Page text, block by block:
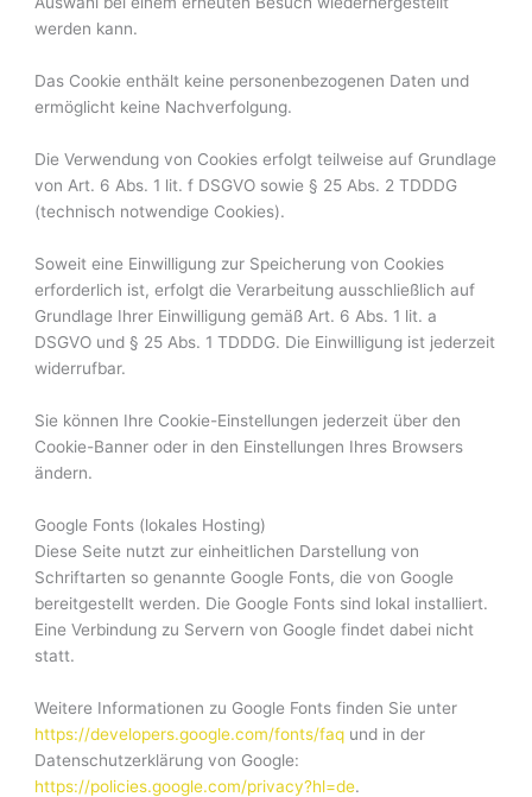
werden kann.
Das Cookie enthält keine personenbezogenen Daten und
ermöglicht keine Nachverfolgung.
Die Verwendung von Cookies erfolgt teilweise auf Grundlage
von Art. 6 Abs. 1 lit. f DSGVO sowie § 25 Abs. 2 TDDDG
(technisch notwendige Cookies).
Soweit eine Einwilligung zur Speicherung von Cookies
erforderlich ist, erfolgt die Verarbeitung ausschließlich auf
Grundlage Ihrer Einwilligung gemäß Art. 6 Abs. 1 lit. a
DSGVO und § 25 Abs. 1 TDDDG. Die Einwilligung ist jederzeit
widerrufbar.
Sie können Ihre Cookie-Einstellungen jederzeit über den
Cookie-Banner oder in den Einstellungen Ihres Browsers
ändern.
Google Fonts (lokales Hosting)
Diese Seite nutzt zur einheitlichen Darstellung von
Schriftarten so genannte Google Fonts, die von Google
bereitgestellt werden. Die Google Fonts sind lokal installiert.
Eine Verbindung zu Servern von Google findet dabei nicht
statt.
Weitere Informationen zu Google Fonts finden Sie unter
https://developers.google.com/fonts/faq und in der
Datenschutzerklärung von Google:
https://policies.google.com/privacy?hl=de.